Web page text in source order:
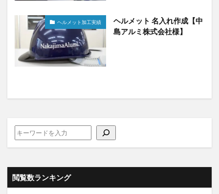
ヘルメット加工実績
ヘルメット 名入れ作成【中
島アルミ株式会社様】
閲覧数ランキング